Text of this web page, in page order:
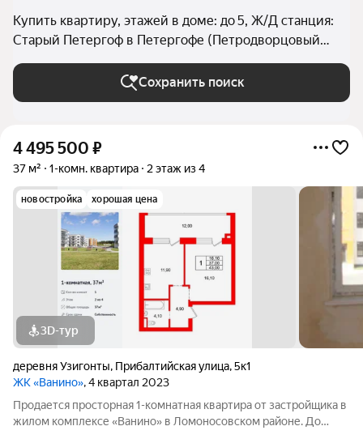
Купить квартиру, этажей в доме: до 5, Ж/Д станция:
Старый Петергоф в Петергофе (Петродворцовый
район)
Сохранить поиск
4 495 500 ₽
37 м² 1-комн. квартира 2 этаж из 4
новостройка хорошая цена
3D-тур
деревня Узигонты, Прибалтийская улица,5к1
ЖК «Ванино», 4 квартал 2023
Продается просторная 1-комнатная квартира от застройщика в
жилом комплексе «Ванино» в Ломоносовском районе. До